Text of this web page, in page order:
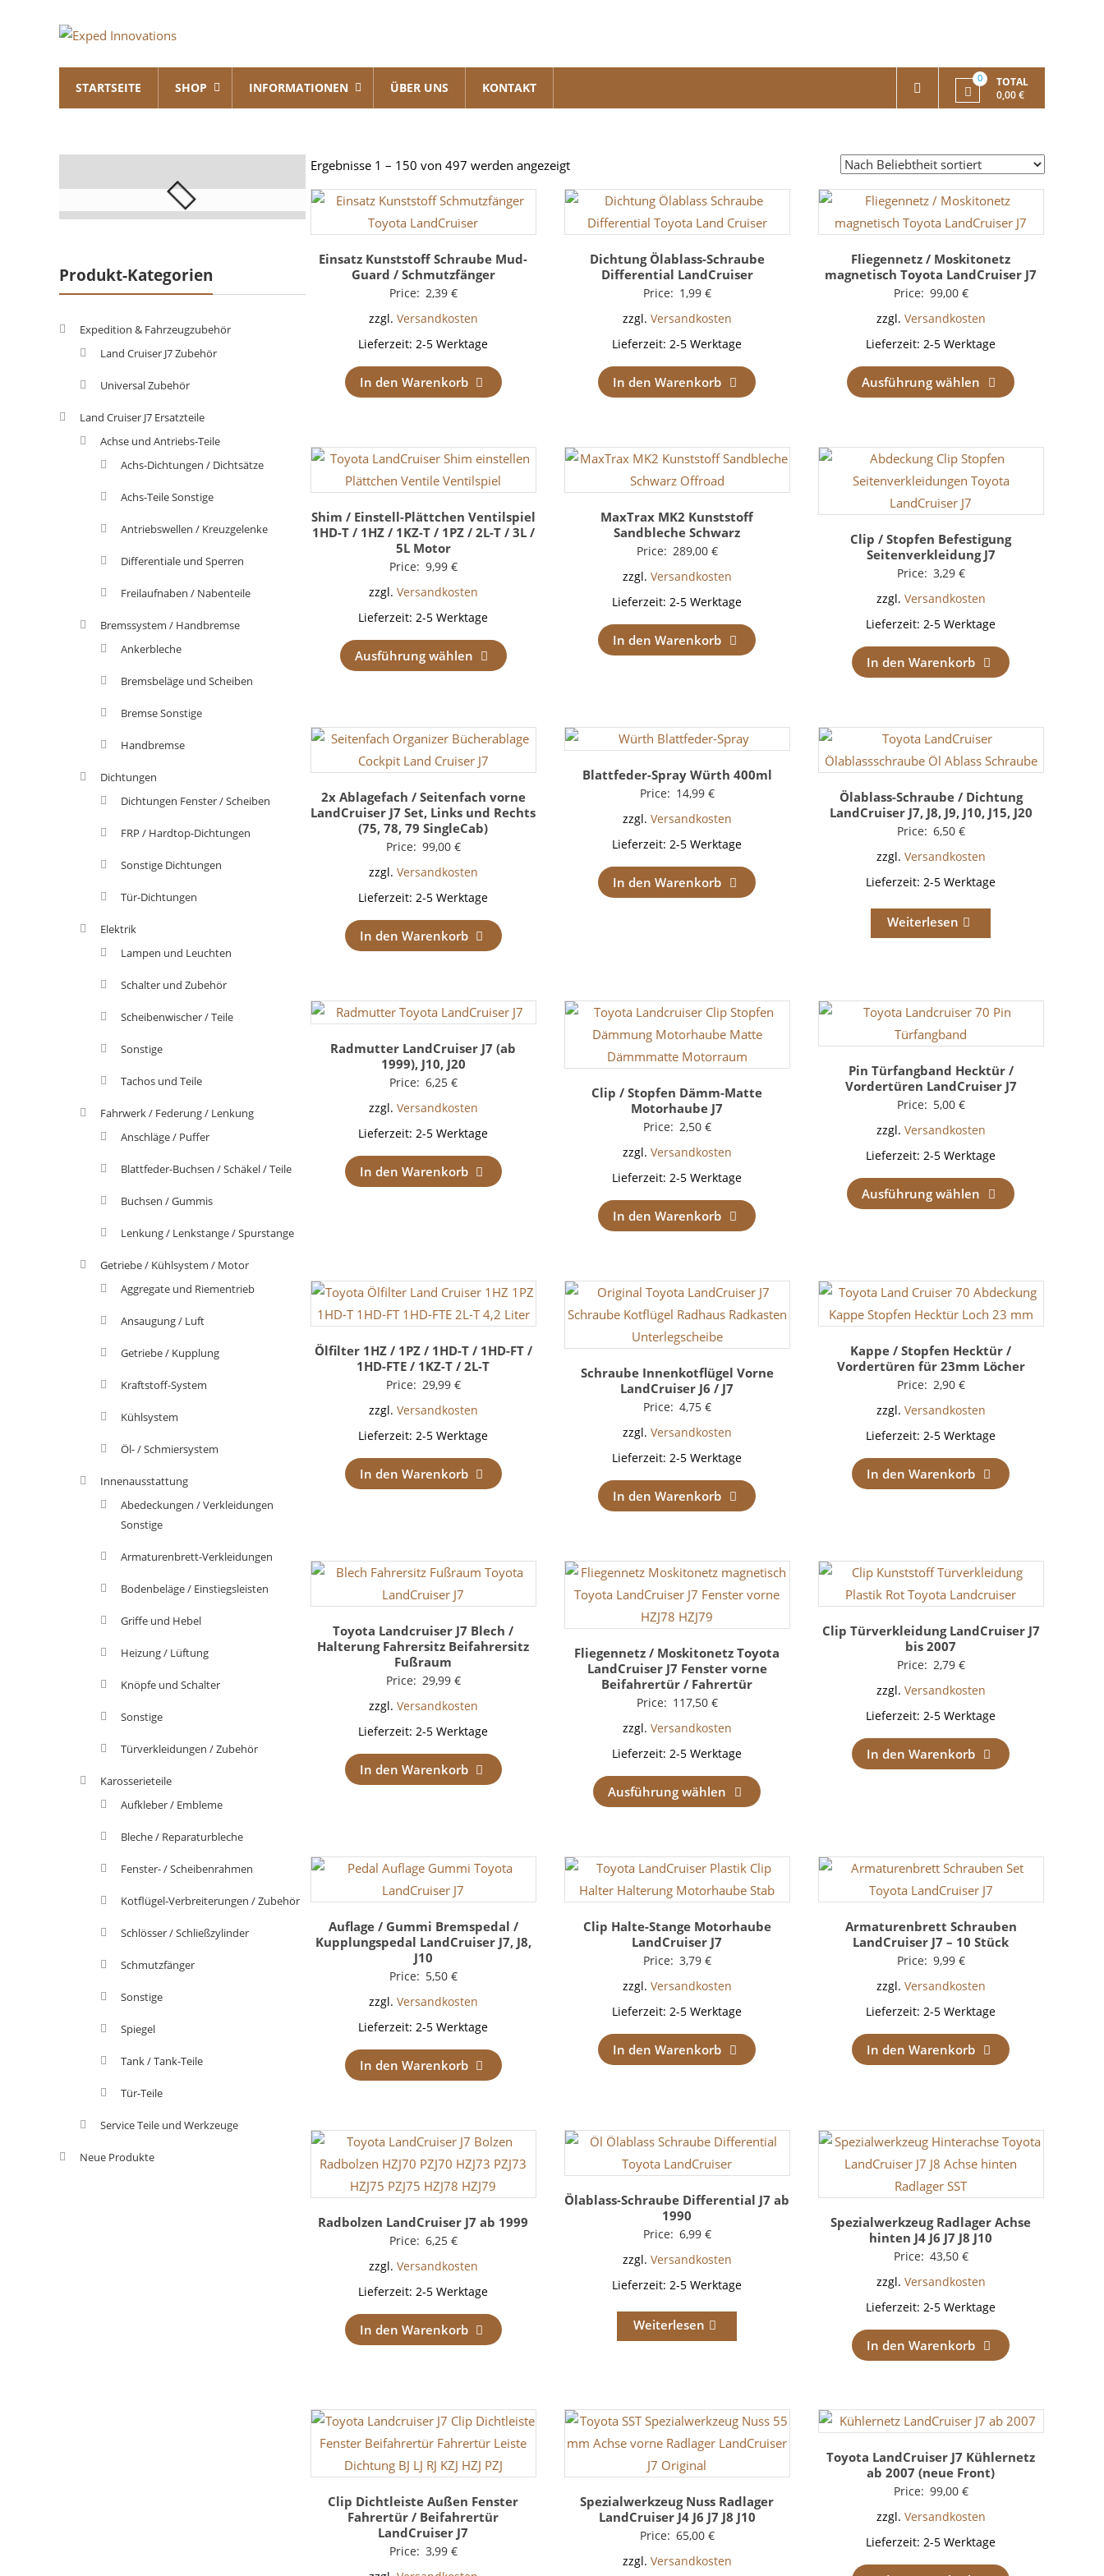
Exped
Innovations
Solutions
for
Overland
STARTSEITE SHOP INFORMATIONEN ÜBER UNS KONTAKT
0
TOTAL
0,00 €
Ergebnisse 1 – 150 von 497 werden angezeigtNach
Beliebtheit
sortiert
Einsatz Kunststoff Schraube Mud-
Guard / Schmutzfänger
Price: 2,39 €
zzgl. Versandkosten
Lieferzeit:2-5 Werktage
In den Warenkorb
Dichtung Ölablass-Schraube
Differential LandCruiser
Price: 1,99 €
zzgl. Versandkosten
Lieferzeit:2-5 Werktage
In den Warenkorb
Fliegennetz / Moskitonetz
magnetisch Toyota LandCruiser J7
Price: 99,00 €
zzgl. Versandkosten
Lieferzeit:2-5 Werktage
Ausführung wählen
Shim / Einstell-Plättchen Ventilspiel
1HD-T / 1HZ / 1KZ-T / 1PZ / 2L-T / 3L /
5L Motor
Price: 9,99 €
zzgl. Versandkosten
Lieferzeit:2-5 Werktage
Ausführung wählen
MaxTrax MK2 Kunststoff
Sandbleche Schwarz
Price: 289,00 €
zzgl. Versandkosten
Lieferzeit:2-5 Werktage
In den Warenkorb
Clip / Stopfen Befestigung
Seitenverkleidung J7
Price: 3,29 €
zzgl. Versandkosten
Lieferzeit:2-5 Werktage
In den Warenkorb
2x Ablagefach / Seitenfach vorne
LandCruiser J7 Set, Links und Rechts
(75, 78, 79 SingleCab)
Price: 99,00 €
zzgl. Versandkosten
Lieferzeit:2-5 Werktage
In den Warenkorb
Blattfeder-Spray Würth 400ml
Price: 14,99 €
zzgl. Versandkosten
Lieferzeit:2-5 Werktage
In den Warenkorb
Ölablass-Schraube / Dichtung
LandCruiser J7, J8, J9, J10, J15, J20
Price: 6,50 €
zzgl. Versandkosten
Lieferzeit:2-5 Werktage
Weiterlesen
Radmutter LandCruiser J7 (ab
1999), J10, J20
Price: 6,25 €
zzgl. Versandkosten
Lieferzeit:2-5 Werktage
In den Warenkorb
Clip / Stopfen Dämm-Matte
Motorhaube J7
Price: 2,50 €
zzgl. Versandkosten
Lieferzeit:2-5 Werktage
In den Warenkorb
Pin Türfangband Hecktür /
Vordertüren LandCruiser J7
Price: 5,00 €
zzgl. Versandkosten
Lieferzeit:2-5 Werktage
Ausführung wählen
Ölfilter 1HZ / 1PZ / 1HD-T / 1HD-FT /
1HD-FTE / 1KZ-T / 2L-T
Price: 29,99 €
zzgl. Versandkosten
Lieferzeit:2-5 Werktage
In den Warenkorb
Schraube Innenkotflügel Vorne
LandCruiser J6 / J7
Price: 4,75 €
zzgl. Versandkosten
Lieferzeit:2-5 Werktage
In den Warenkorb
Kappe / Stopfen Hecktür /
Vordertüren für 23mm Löcher
Price: 2,90 €
zzgl. Versandkosten
Lieferzeit:2-5 Werktage
In den Warenkorb
Toyota Landcruiser J7 Blech /
Halterung Fahrersitz Beifahrersitz
Fußraum
Price: 29,99 €
zzgl. Versandkosten
Lieferzeit:2-5 Werktage
In den Warenkorb
Fliegennetz / Moskitonetz Toyota
LandCruiser J7 Fenster vorne
Beifahrertür / Fahrertür
Price: 117,50 €
zzgl. Versandkosten
Lieferzeit:2-5 Werktage
Ausführung wählen
Clip Türverkleidung LandCruiser J7
bis 2007
Price: 2,79 €
zzgl. Versandkosten
Lieferzeit:2-5 Werktage
In den Warenkorb
Auflage / Gummi Bremspedal /
Kupplungspedal LandCruiser J7, J8,
J10
Price: 5,50 €
zzgl. Versandkosten
Lieferzeit:2-5 Werktage
In den Warenkorb
Clip Halte-Stange Motorhaube
LandCruiser J7
Price: 3,79 €
zzgl. Versandkosten
Lieferzeit:2-5 Werktage
In den Warenkorb
Armaturenbrett Schrauben
LandCruiser J7 – 10 Stück
Price: 9,99 €
zzgl. Versandkosten
Lieferzeit:2-5 Werktage
In den Warenkorb
Radbolzen LandCruiser J7 ab 1999
Price: 6,25 €
zzgl. Versandkosten
Lieferzeit:2-5 Werktage
In den Warenkorb
Ölablass-Schraube Differential J7 ab
1990
Price: 6,99 €
zzgl. Versandkosten
Lieferzeit:2-5 Werktage
Weiterlesen
Spezialwerkzeug Radlager Achse
hinten J4 J6 J7 J8 J10
Price: 43,50 €
zzgl. Versandkosten
Lieferzeit:2-5 Werktage
In den Warenkorb
Clip Dichtleiste Außen Fenster
Fahrertür / Beifahrertür
LandCruiser J7
Price: 3,99 €
Spezialwerkzeug Nuss Radlager
LandCruiser J4 J6 J7 J8 J10
Price: 65,00 €
zzgl. Versandkosten
Toyota LandCruiser J7 Kühlernetz
ab 2007 (neue Front)
Price: 99,00 €
zzgl. Versandkosten
Lieferzeit:2-5 Werktage
Produkt-Kategorien
Expedition & Fahrzeugzubehör
Land Cruiser J7 Zubehör
Universal Zubehör
Land Cruiser J7 Ersatzteile
Achse und Antriebs-Teile
Achs-Dichtungen / Dichtsätze
Achs-Teile Sonstige
Antriebswellen / Kreuzgelenke
Differentiale und Sperren
Freilaufnaben / Nabenteile
Bremssystem / Handbremse
Ankerbleche
Bremsbeläge und Scheiben
Bremse Sonstige
Handbremse
Dichtungen
Dichtungen Fenster / Scheiben
FRP / Hardtop-Dichtungen
Sonstige Dichtungen
Tür-Dichtungen
Elektrik
Lampen und Leuchten
Schalter und Zubehör
Scheibenwischer / Teile
Sonstige
Tachos und Teile
Fahrwerk / Federung / Lenkung
Anschläge / Puffer
Blattfeder-Buchsen / Schäkel / Teile
Buchsen / Gummis
Lenkung / Lenkstange / Spurstange
Getriebe / Kühlsystem / Motor
Aggregate und Riementrieb
Ansaugung / Luft
Getriebe / Kupplung
Kraftstoff-System
Kühlsystem
Öl- / Schmiersystem
Innenausstattung
Abedeckungen / Verkleidungen
Sonstige
Armaturenbrett-Verkleidungen
Bodenbeläge / Einstiegsleisten
Griffe und Hebel
Heizung / Lüftung
Knöpfe und Schalter
Sonstige
Türverkleidungen / Zubehör
Karosserieteile
Aufkleber / Embleme
Bleche / Reparaturbleche
Fenster- / Scheibenrahmen
Kotflügel-Verbreiterungen / Zubehör
Schlösser / Schließzylinder
Schmutzfänger
Sonstige
Spiegel
Tank / Tank-Teile
Tür-Teile
Service Teile und Werkzeuge
Neue Produkte